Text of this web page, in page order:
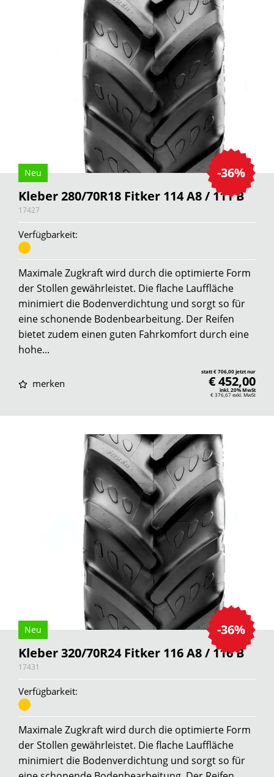
-36%
Neu
Kleber 280/70R18 Fitker 114 A8 / 111 B
17427
Verfügbarkeit:
Maximale Zugkraft wird durch die optimierte Form
der Stollen gewährleistet. Die flache Lauffläche
minimiert die Bodenverdichtung und sorgt so für
eine schonende Bodenbearbeitung. Der Reifen
bietet zudem einen guten Fahrkomfort durch eine
hohe...
merken
statt € 706,00 jetzt nur
€ 452,00
inkl. 20% MwSt
€ 376,67exkl. MwSt
-36%
Neu
Kleber 320/70R24 Fitker 116 A8 / 116 B
17431
Verfügbarkeit:
Maximale Zugkraft wird durch die optimierte Form
der Stollen gewährleistet. Die flache Lauffläche
minimiert die Bodenverdichtung und sorgt so für